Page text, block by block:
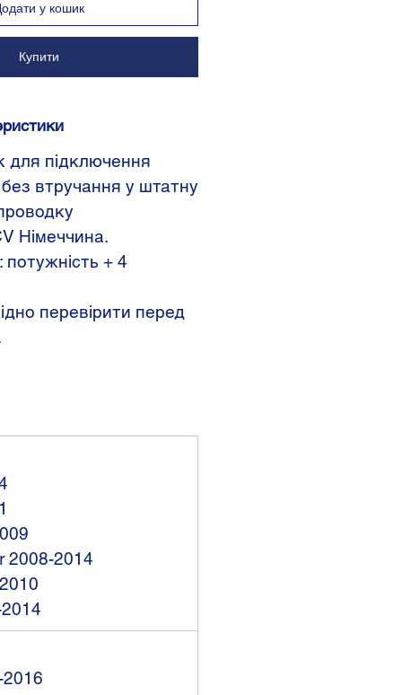
у кошик
Купити
для підключення
без втручання у штатну
Німеччина.
+ 4
перевірити перед
2008-2014